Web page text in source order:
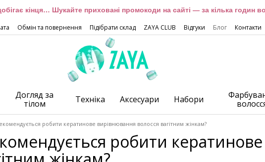
кінця… Шукайте приховані промокоди на сайті — за кілька годин
Обмін та повернення Підібрати склад ZAYA CLUB Відгуки Блог Контакти
Догляд за
тілом
Техніка Аксесуари Набори
робити кератинове вирівнювання волосся вагітним жінкам?
робити